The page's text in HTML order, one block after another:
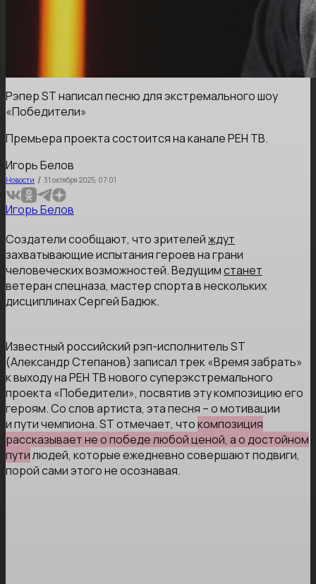
Рэпер ST написал песню для экстремального шоу
«Победители»
Премьера проекта состоится на канале РЕН ТВ.
Игорь Белов
Новости / 31 октября 2025, 07:01
Игорь Белов
Создатели сообщают, что зрителейждут
захватывающие испытания героев на грани
человеческих возможностей. Ведущимстанет
ветеран спецназа, мастер спорта в нескольких
дисциплинах Сергей Бадюк.
Известный российский рэп-исполнитель ST
(Александр Степанов) записал трек «Время забрать»
к выходу на РЕН ТВ нового суперэкстремального
проекта «Победители», посвятив эту композицию его
героям. Со слов артиста, эта песня – о мотивации
и пути чемпиона. ST отмечает, чтокомпозиция
рассказывает не о победе любой ценой, а о достойном
путилюдей, которые ежедневно совершают подвиги,
порой сами этого не осознавая.